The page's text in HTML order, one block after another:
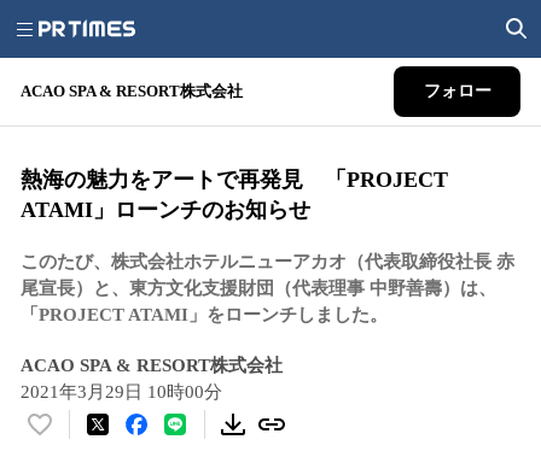
ACAO SPA & RESORT株式会社 フォロー
熱海の魅力をアートで再発見 「PROJECT
ATAMI」ローンチのお知らせ
このたび、株式会社ホテルニューアカオ（代表取締役社長 赤
尾宣長）と、東方文化支援財団（代表理事 中野善壽）は、
「PROJECT ATAMI」をローンチしました。
ACAO SPA & RESORT株式会社
2021年3月29日 10時00分
い